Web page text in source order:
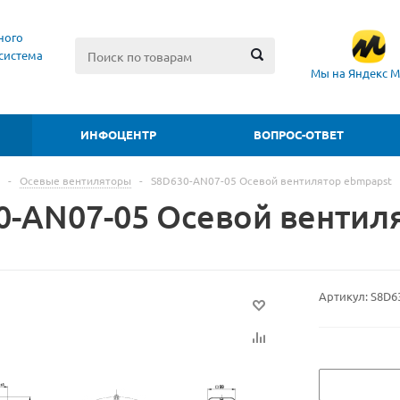
Мы на Яндекс
ИНФОЦЕНТР ВОПРОС-ОТВЕТ
- Осевые вентиляторы - S8D630-AN07-05 Осевой вентилятор ebmpapst
AN07-05 Осевой
Артикул: